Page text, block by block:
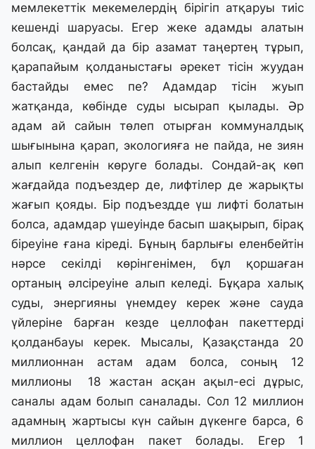
мемлекеттік мекемелердің бірігіп атқаруы тиіс
кешенді шаруасы. Егер жеке адамды алатын
болсақ, қандай да бір азамат таңертең тұрып,
қарапайым қолданыстағы әрекет тісін жуудан
бастайды емес пе? Адамдар тісін жуып
жатқанда, көбінде суды ысырап қылады. Әр
адам ай сайын төлеп отырған коммуналдық
шығынына қарап, экологияға не пайда, не зиян
алып келгенін көруге болады. Сондай-ақ көп
жағдайда подъездер де, лифтілер де жарықты
жағып қояды. Бір подъездде үш лифті болатын
болса, адамдар үшеуінде басып шақырып, бірақ
біреуіне ғана кіреді. Бұның барлығы еленбейтін
нәрсе секілді көрінгенімен, бұл қоршаған
ортаның әлсіреуіне алып келеді. Бұқара халық
суды, энергияны үнемдеу керек және сауда
үйлеріне барған кезде целлофан пакеттерді
қолданбауы керек. Мысалы, Қазақстанда 20
миллионнан астам адам болса, соның 12
миллионы 18 жастан асқан ақыл-есі дұрыс,
саналы адам болып саналады. Сол 12 миллион
адамның жартысы күн сайын дүкенге барса, 6
миллион целлофан пакет болады. Егер 1